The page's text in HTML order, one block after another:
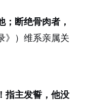
；断绝骨肉者，
》）维系亲属关
指主发誓，他没